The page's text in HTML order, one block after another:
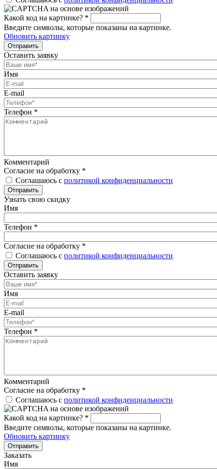
Какой код на картинке? *
Введите символы, которые показаны на картинке.
Обновить картинку
Отправить
Оставить заявку
Имя
E-mail
Телефон *
Комментарий
Согласие на обработку *
Соглашаюсь с политикой конфиденциальности
Отправить
Узнать свою скидку
Имя
Телефон *
Согласие на обработку *
Соглашаюсь с политикой конфиденциальности
Отправить
Оставить заявку
Имя
E-mail
Телефон *
Комментарий
Согласие на обработку *
Соглашаюсь с политикой конфиденциальности
Какой код на картинке? *
Введите символы, которые показаны на картинке.
Обновить картинку
Отправить
Заказать
Имя